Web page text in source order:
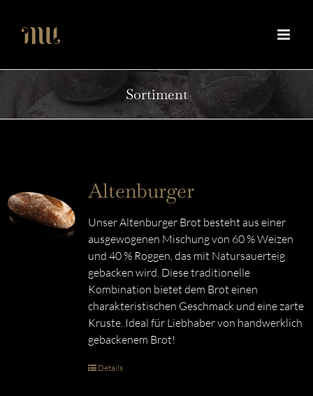
Inhalt
springen
Sortiment
Altenburger
Unser Altenburger Brot besteht aus einer
ausgewogenen Mischung von 60 % Weizen
und 40 % Roggen, das mit Natursauerteig
gebacken wird. Diese traditionelle
Kombination bietet dem Brot einen
charakteristischen Geschmack und eine zarte
Kruste. Ideal für Liebhaber von handwerklich
gebackenem Brot!
Details